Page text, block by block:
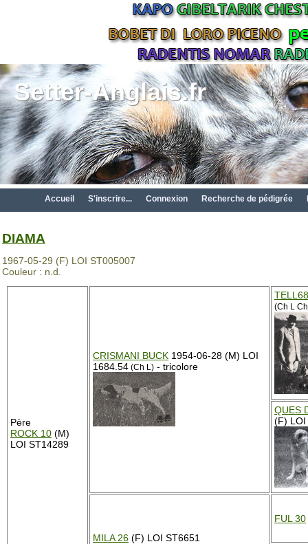
Setter-Anglais.fr
Accueil S'inscrire... Connexion Recherche de pédigrée
DIAMA
1967-05-29 (F) LOI ST005007
Couleur : n.d.
Père
ROCK 10 (M)
LOI ST14289
CRISMANI BUCK 1954-06-28 (M) LOI
1684.54 (Ch L) - tricolore
TELL68
(Ch L
QUES
(F) LOI
MILA 26 (F) LOI ST6651
FUL 30